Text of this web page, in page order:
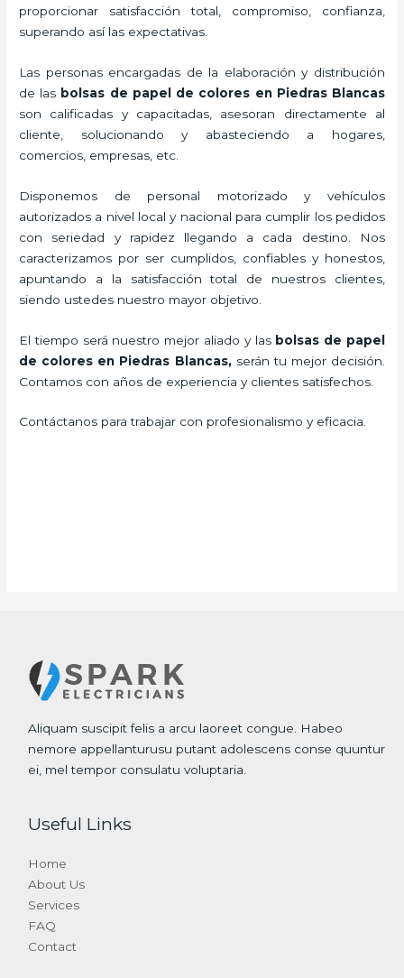
proporcionar satisfacción total, compromiso, confianza,
superando así las expectativas.
Las personas encargadas de la elaboración y distribución
de las bolsas de papel de colores en Piedras Blancas
son calificadas y capacitadas, asesoran directamente al
cliente, solucionando y abasteciendo a hogares,
comercios, empresas, etc.
Disponemos de personal motorizado y vehículos
autorizados a nivel local y nacional para cumplir los pedidos
con seriedad y rapidez llegando a cada destino. Nos
caracterizamos por ser cumplidos, confiables y honestos,
apuntando a la satisfacción total de nuestros clientes,
siendo ustedes nuestro mayor objetivo.
El tiempo será nuestro mejor aliado y las bolsas de papel
de colores en Piedras Blancas, serán tu mejor decisión.
Contamos con años de experiencia y clientes satisfechos.
Contáctanos para trabajar con profesionalismo y eficacia.
Aliquam suscipit felis a arcu laoreet congue. Habeo
nemore appellanturusu putant adolescens conse quuntur
ei, mel tempor consulatu voluptaria.
Useful Links
Home
About Us
Services
FAQ
Contact